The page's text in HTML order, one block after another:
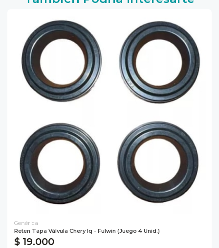
Genérica
Reten Tapa Válvula Chery Iq - Fulwin (juego 4 Unid.)
$ 19.000